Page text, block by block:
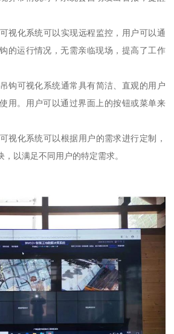
视化系统可以实现远程监控，用户可以通
的运行情况，无需亲临现场，提高了工作
钩可视化系统通常具有简洁、直观的用户
用。用户可以通过界面上的按钮或菜单来
视化系统可以根据用户的需求进行定制，
以满足不同用户的特定需求。